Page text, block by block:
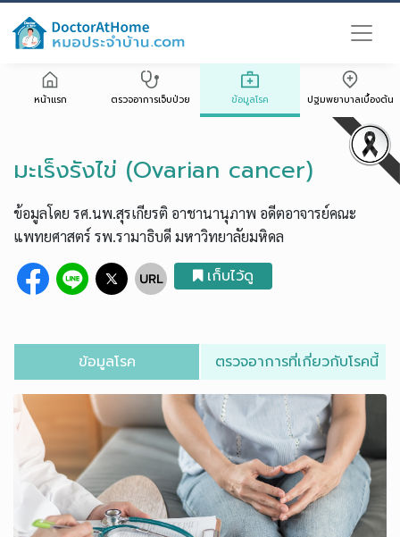
หน้าแรก ตรวจอาการเจ็บป่วย ข้อมูลโรค ปฐมพยาบาลเบื้องต้น
มะเร็งรังไข่ (Ovarian cancer)
ข้อมูลโดย รศ.นพ.สุรเกียรติ อาชานานุภาพ อดีตอาจารย์คณะ
แพทยศาสตร์ รพ.รามาธิบดี มหาวิทยาลัยมหิดล
เก็บไว้ดู
ข้อมูลโรค ตรวจอาการที่เกี่ยวกับโรคนี้